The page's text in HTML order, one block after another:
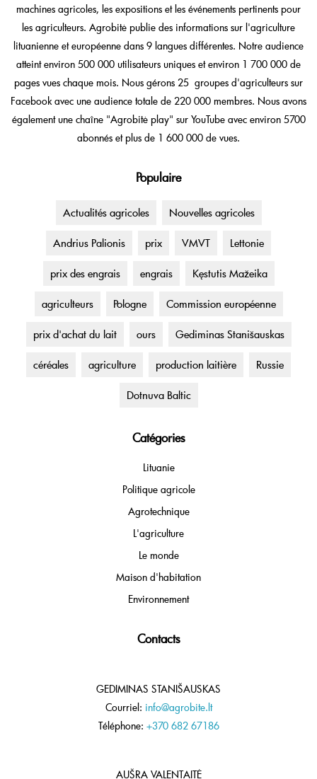
machines agricoles, les expositions et les événements pertinents pour
les agriculteurs. Agrobitė publie des informations sur l'agriculture
lituanienne et européenne dans 9 langues différentes. Notre audience
atteint environ 500 000 utilisateurs uniques et environ 1 700 000 de
pages vues chaque mois. Nous gérons 25 groupes d'agriculteurs sur
Facebook avec une audience totale de 220 000 membres. Nous avons
également une chaîne "Agrobitė play" sur YouTube avec environ 5700
abonnés et plus de 1 600 000 de vues.
Populaire
Actualités agricoles Nouvelles agricoles
Andrius Palionis prix VMVT Lettonie
prix des engrais engrais Kęstutis Mažeika
agriculteurs Pologne Commission européenne
prix d'achat du lait ours Gediminas Stanišauskas
céréales agriculture production laitière Russie
Dotnuva Baltic
Catégories
Lituanie
Politique agricole
Agrotechnique
L'agriculture
Le monde
Maison d'habitation
Environnement
Contacts
GEDIMINAS STANIŠAUSKAS
Courriel: info@agrobite.lt
Téléphone: +370 682 67186
AUŠRA VALENTAITĖ